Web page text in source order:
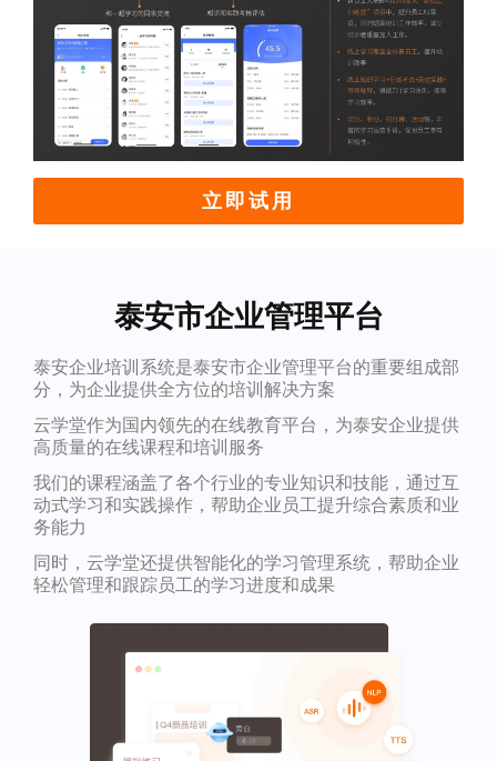
立即试用
泰安市企业管理平台
泰安企业培训系统是泰安市企业管理平台的重要组成部
分，为企业提供全方位的培训解决方案
云学堂作为国内领先的在线教育平台，为泰安企业提供
高质量的在线课程和培训服务
我们的课程涵盖了各个行业的专业知识和技能，通过互
动式学习和实践操作，帮助企业员工提升综合素质和业
务能力
同时，云学堂还提供智能化的学习管理系统，帮助企业
轻松管理和跟踪员工的学习进度和成果